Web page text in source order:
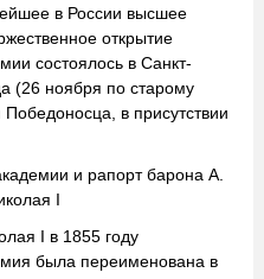
в России высшее
открытие
состоялось в Санкт-
(26 ноября по старому
в присутствии
и рапорт барона А.
I
I в 1855 году
была переименована в